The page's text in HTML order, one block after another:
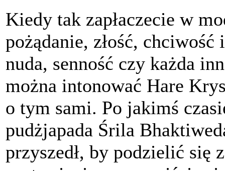
Kiedy tak zapłaczecie w
pożądanie, złość,
nuda, senność czy każda
można intonować Hare
o tym sami. Po jakimś
pudżjapada Śrila
przyszedł, by podzielić